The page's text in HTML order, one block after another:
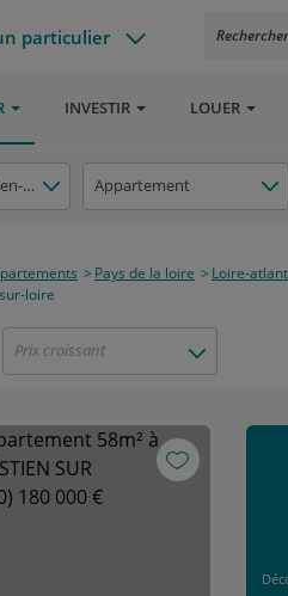
particulier
INVESTIR LOUER
Saint-sébastien-sur-loire Appartement
Pays de la loire
Loire-
loire
Prix croissant